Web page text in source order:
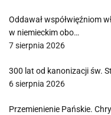
Oddawał współwięźniom
w niemieckim obo…
7 sierpnia 2026
300 lat od kanonizacji św.
6 sierpnia 2026
Przemienienie Pańskie.